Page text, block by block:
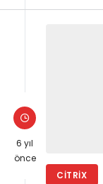
6 yıl
önce
CITRIX